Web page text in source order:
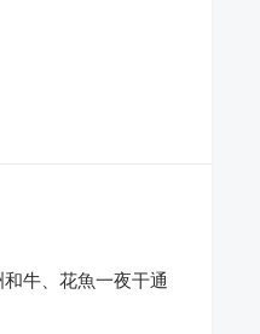
牛、花魚一夜干通